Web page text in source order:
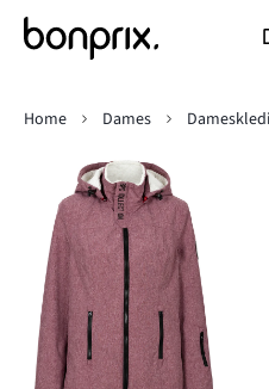
Home
Dames